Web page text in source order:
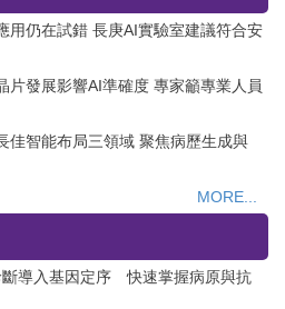
用仍在試錯 長庚AI實驗室建議符合安
片發展影響AI準確度 專家籲專業人員
佳智能布局三領域 聚焦病歷生成與
MORE...
斷導入基因定序 快速掌握病原與抗